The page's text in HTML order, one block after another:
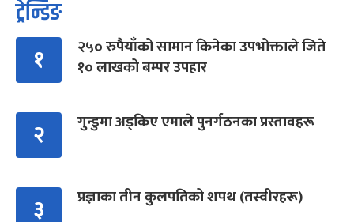
ट्रेन्डिङ
१
२५० रुपैयाँको सामान किनेका उपभोक्ताले जिते
१० लाखको बम्पर उपहार
२ गुन्डुमा अड्किए एमाले पुनर्गठनका प्रस्तावहरू
३ प्रज्ञाका तीन कुलपतिको शपथ (तस्वीरहरू)